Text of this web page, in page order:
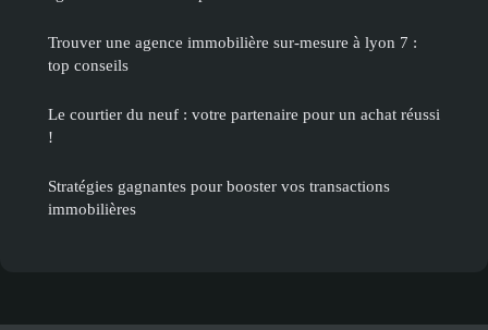
Trouver une agence immobilière sur-mesure à lyon 7 :
top conseils
Le courtier du neuf : votre partenaire pour un achat réussi
!
Stratégies gagnantes pour booster vos transactions
immobilières